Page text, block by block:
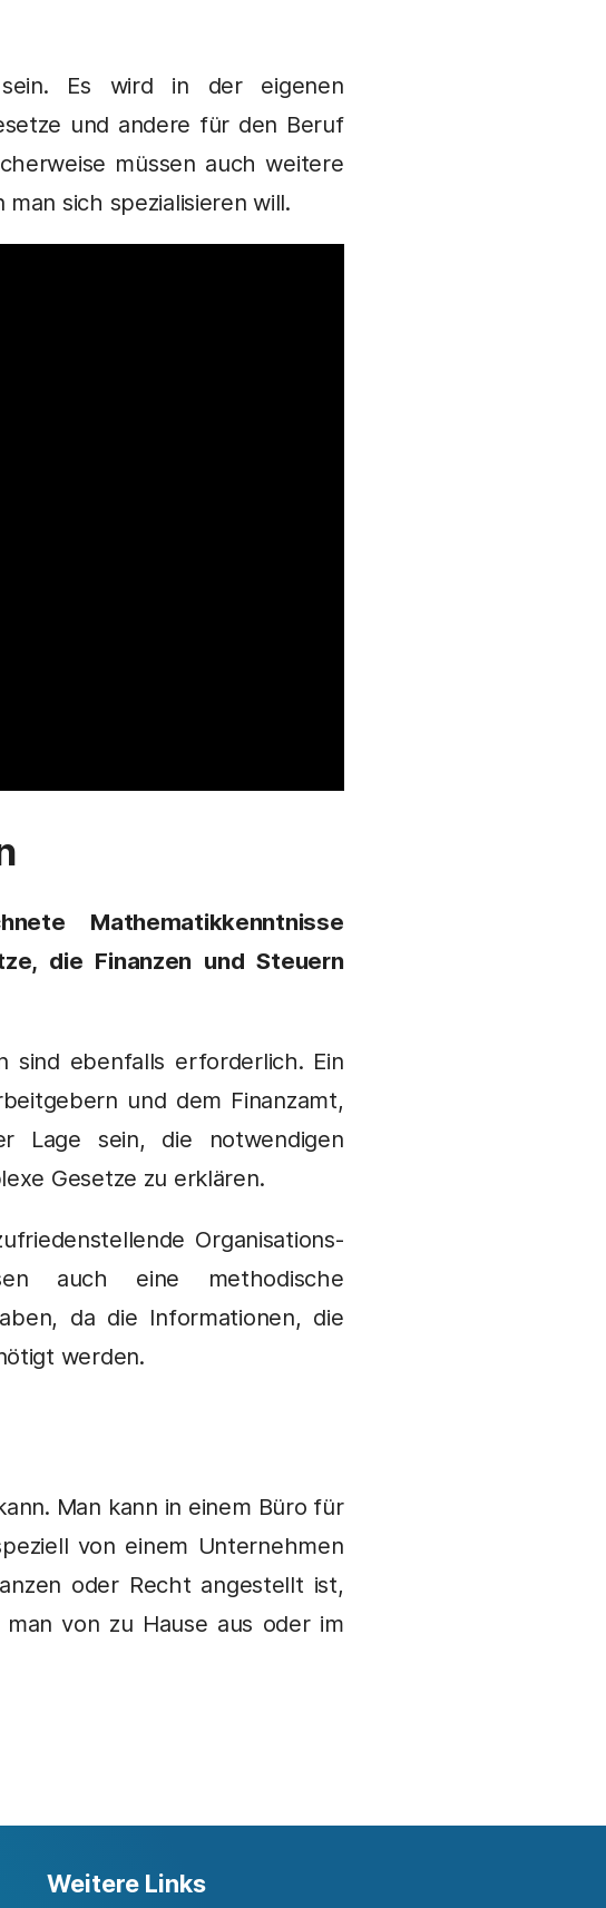
Es wird in der eigenen
und andere für den Beruf
müssen auch weitere
sich spezialisieren will.
Mathematikkenntnisse
die Finanzen und Steuern
sind ebenfalls erforderlich. Ein
und dem Finanzamt,
Lage sein, die notwendigen
Gesetze zu erklären.
Organisations-
auch eine methodische
da die Informationen, die
werden.
Man kann in einem Büro für
von einem Unternehmen
oder Recht angestellt ist,
von zu Hause aus oder im
Weitere Links